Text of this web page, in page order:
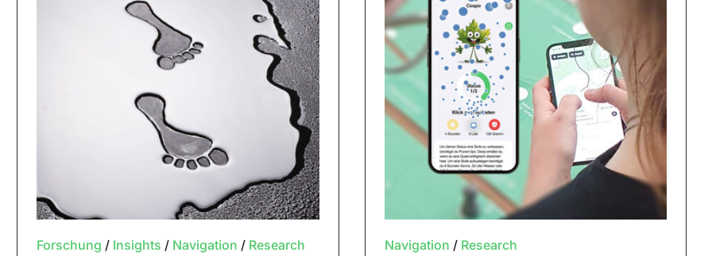
Forschung / Insights / Navigation / Research Navigation / Research